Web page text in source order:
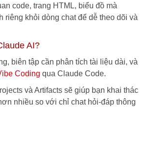
code, trang HTML, biểu đồ mà
riêng khỏi dòng chat để dễ theo dõi và
AI?
biên tập cần phân tích tài liệu dài, và
Coding qua Claude Code.
và Artifacts sẽ giúp bạn khai thác
nhiều so với chỉ chat hỏi-đáp thông